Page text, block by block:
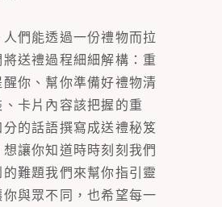
們能透過一份禮物而拉
送禮過程細細解構：重
你、幫你準備好禮物清
卡片內容該把握的重
的話語撰寫成送禮秘笈
讓你知道時時刻刻我們
難題我們來幫你指引靈
與眾不同，也希望每一